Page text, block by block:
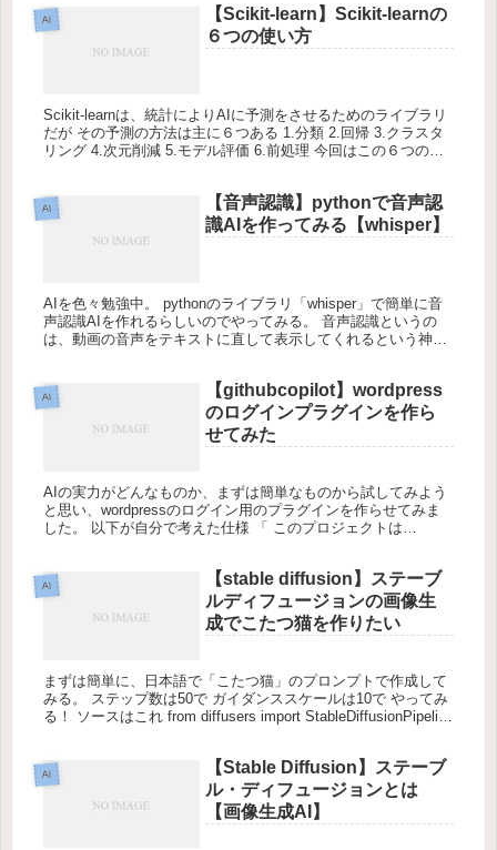
AI
【Scikit-learn】Scikit-learnの
６つの使い方
Scikit-learnは、統計によりAIに予測をさせるためのライブラリ
だが その予測の方法は主に６つある 1.分類 2.回帰 3.クラスタ
リング 4.次元削減 5.モデル評価 6.前処理 今回はこの６つの使
AI
【音声認識】pythonで音声認
識AIを作ってみる【whisper】
AIを色々勉強中。 pythonのライブラリ「whisper」で簡単に音
声認識AIを作れるらしいのでやってみる。 音声認識というの
は、動画の音声をテキストに直して表示してくれるという神ア
AI
【githubcopilot】wordpress
のログインプラグインを作ら
せてみた
AIの実力がどんなものか、まずは簡単なものから試してみよう
と思い、wordpressのログイン用のプラグインを作らせてみま
した。 以下が自分で考えた仕様 「 このプロジェクトは
AI
【stable diffusion】ステーブ
ルディフュージョンの画像生
成でこたつ猫を作りたい
まずは簡単に、日本語で「こたつ猫」のプロンプトで作成して
みる。 ステップ数は50で ガイダンススケールは10で やってみ
る！ ソースはこれ from diffusers import StableDiffusionPipeline
AI
【Stable Diffusion】ステーブ
ル・ディフュージョンとは
【画像生成AI】